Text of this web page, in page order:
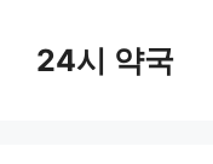
24시 약국